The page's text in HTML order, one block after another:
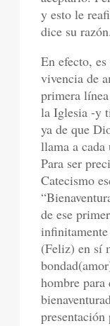
y esto le
dice su razón.
En efecto,
vivencia de
primera
la Iglesia -y
ya de que
llama a
Para ser
Catecismo
de ese
(Feliz) en sí
hombre para
presentación